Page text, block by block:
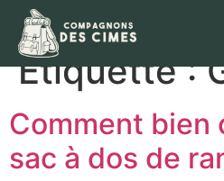
Étiquette :
Comment bien
sac à dos de